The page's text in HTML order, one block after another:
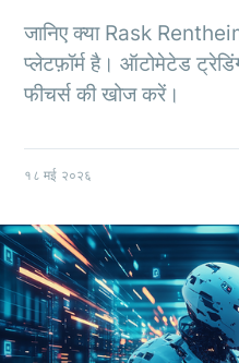
जानिए क्या Rask
प्लेटफ़ॉर्म है। ऑटोमेटेड
फीचर्स की खोज करें।
१८ मई २०२६